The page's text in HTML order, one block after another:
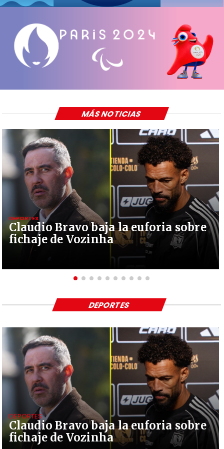
Claudio Bravo baja la euforia sobre
fichaje de Vozinha
DEPORTES
MÁS NOTICIAS
Claudio Bravo baja la euforia sobre
fichaje de Vozinha
DEPORTES
DEPORTES